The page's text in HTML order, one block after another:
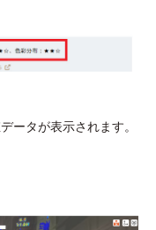
ータが表示されます。